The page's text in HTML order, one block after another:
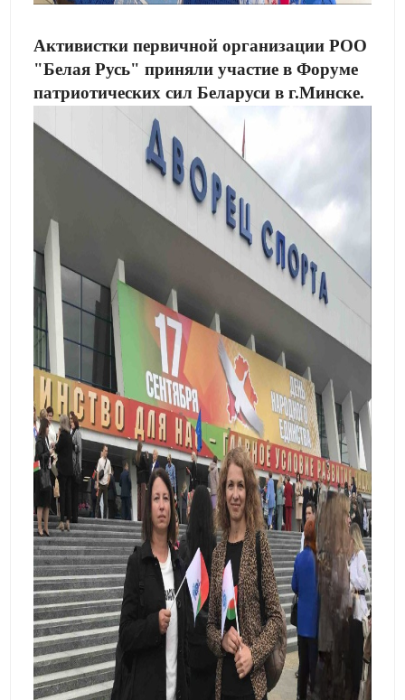
Активистки первичной организации РОО
"Белая Русь" приняли участие в Форуме
патриотических сил Беларуси в г.Минске.